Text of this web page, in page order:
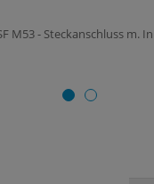
M53 - Steckanschluss m.